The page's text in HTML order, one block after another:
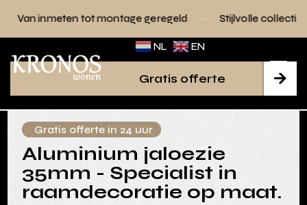
montage geregeld Stijlvolle collecties voor elk
NL EN

Gratis offerte
Gratis offerte in 24 uur
Aluminium jaloezie
35mm - Specialist in
raamdecoratie op maat.